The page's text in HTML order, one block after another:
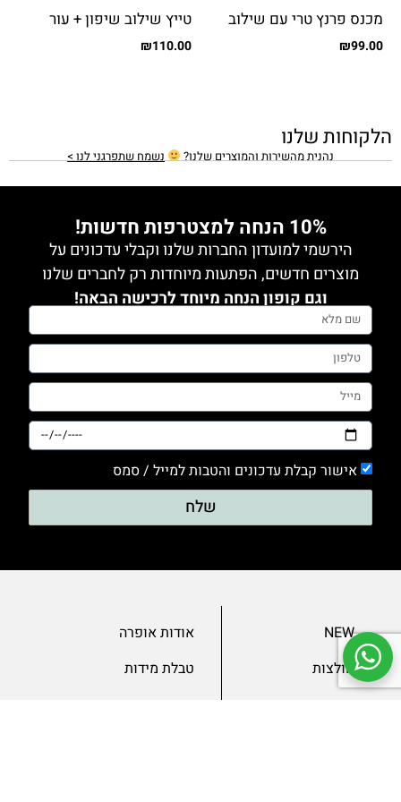
מכנס פרנץ טרי עם שילוב
בצד ₪99.00
טייץ שילוב שיפון + עור
₪110.00
הלקוחות שלנו
נהנית מהשירות והמוצרים שלנו? נשמח שתפרגני לנו >
10% הנחה למצטרפות חדשות!
הירשמי למועדון החברות שלנו וקבלי עדכונים על
מוצרים חדשים, הפתעות מיוחדות רק לחברים שלנו
וגם קופון הנחה מיוחד לרכישה הבאה!
אישור קבלת עדכונים והטבות למייל / סמס
שלח
NEW
חולצות
אודות אופרה
טבלת מידות